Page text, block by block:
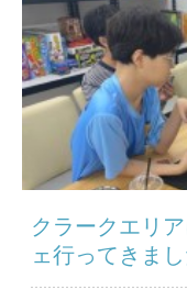
クラークエリ
ェ行ってきまし